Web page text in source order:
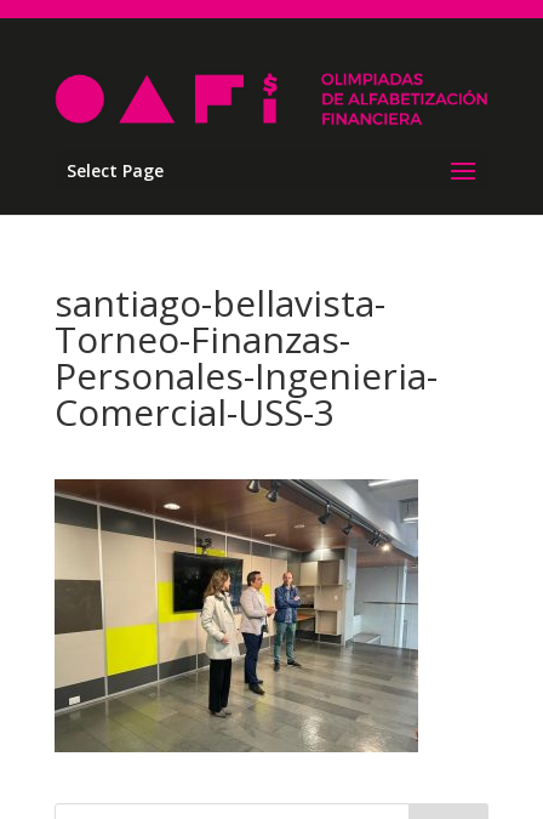
Select Page
santiago-bellavista-
Torneo-Finanzas-
Personales-Ingenieria-
Comercial-USS-3